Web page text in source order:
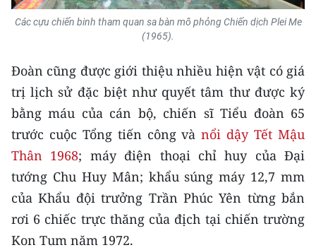
TIN ĐỊA PHƯƠNG
Đồng bằng sông Hồng
Bắc Trung Bộ
Duyên hải Nam Trung Bộ và Tây
Nguyên
Đông Nam Bộ
Đồng bằng sông Cửu Long
Các cựu chiến binh tham quan sa bàn mô phỏng Chiến dịch Plei Me
(1965).
Đoàn cũng được giới thiệu nhiều hiện vật có giá
trị lịch sử đặc biệt như quyết tâm thư được ký
bằng máu của cán bộ, chiến sĩ Tiểu đoàn 65
trước cuộc Tổng tiến công vànổi dậy Tết Mậu
Thân 1968; máy điện thoại chỉ huy của Đại
tướng Chu Huy Mân; khẩu súng máy 12,7 mm
của Khẩu đội trưởng Trần Phúc Yên từng bắn
rơi 6 chiếc trực thăng của địch tại chiến trường
Kon Tum năm 1972.